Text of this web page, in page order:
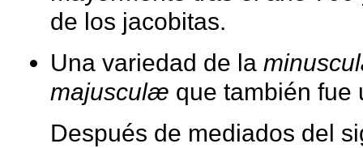
de los jacobitas.
Una variedad de la
majusculæ que también fue
Después de mediados del